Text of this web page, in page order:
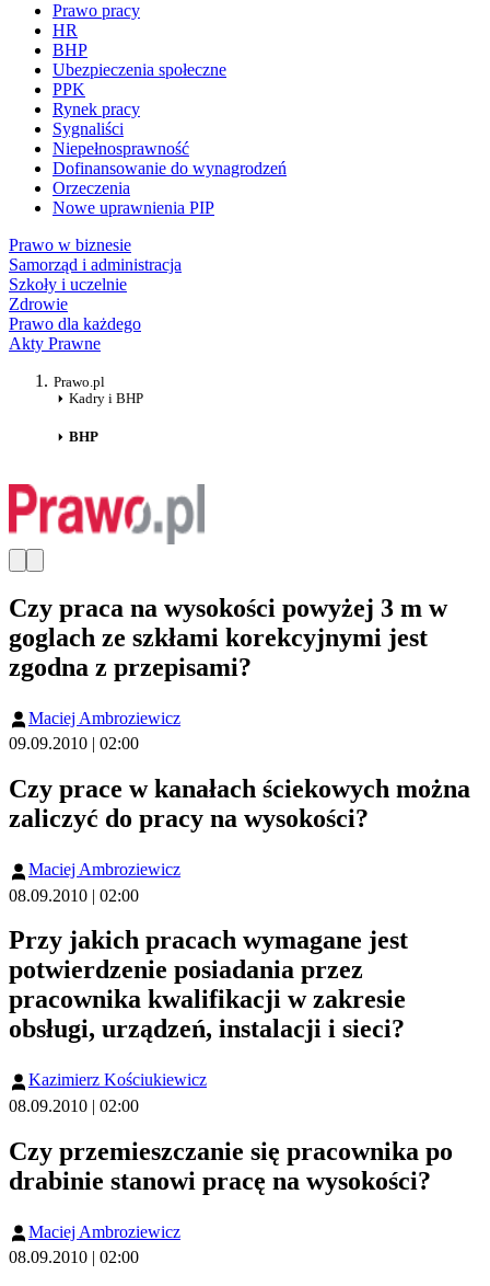
Prawo pracy
HR
BHP
Ubezpieczenia społeczne
PPK
Rynek pracy
Sygnaliści
Niepełnosprawność
Dofinansowanie do wynagrodzeń
Orzeczenia
Nowe uprawnienia PIP
Prawo w biznesie
Samorząd i administracja
Szkoły i uczelnie
Zdrowie
Prawo dla każdego
Akty Prawne
Prawo.pl
Kadry i BHP
BHP
Czy praca na wysokości powyżej 3 m w
goglach ze szkłami korekcyjnymi jest
zgodna z przepisami?
Maciej Ambroziewicz
09.09.2010 | 02:00
Czy prace w kanałach ściekowych można
zaliczyć do pracy na wysokości?
Maciej Ambroziewicz
08.09.2010 | 02:00
Przy jakich pracach wymagane jest
potwierdzenie posiadania przez
pracownika kwalifikacji w zakresie
obsługi, urządzeń, instalacji i sieci?
Kazimierz Kościukiewicz
08.09.2010 | 02:00
Czy przemieszczanie się pracownika po
drabinie stanowi pracę na wysokości?
Maciej Ambroziewicz
08.09.2010 | 02:00